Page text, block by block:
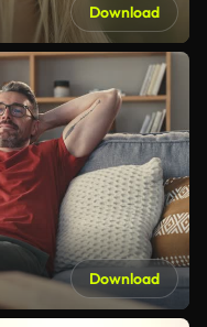
Download
Download